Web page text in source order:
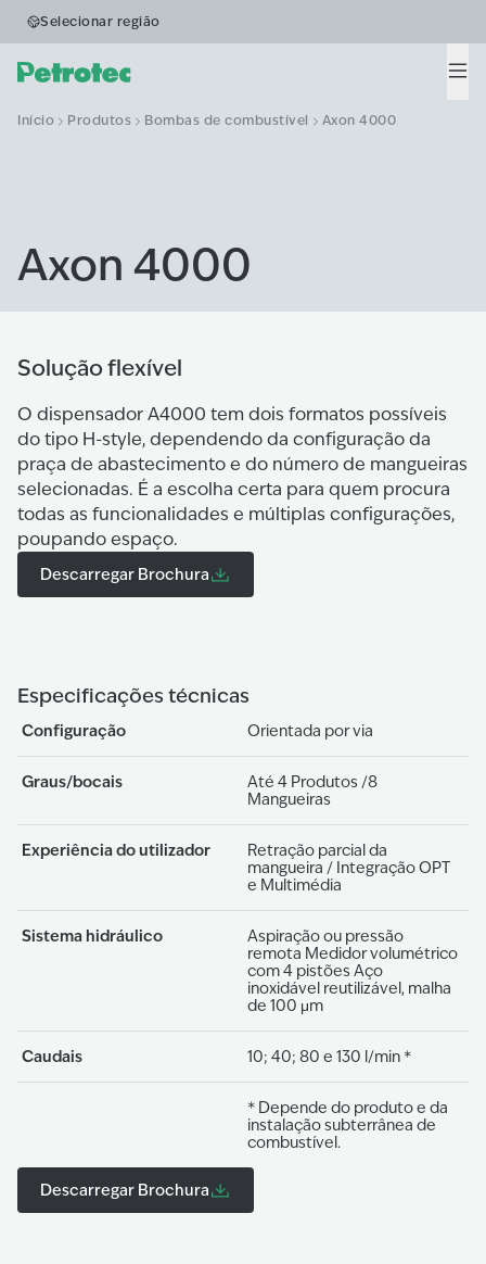
Selecionar região
Início Produtos Bombas de combustível Axon 4000
Axon 4000
Solução flexível
O dispensador A4000 tem dois formatos possíveis
do tipo H-style, dependendo da configuração da
praça de abastecimento e do número de mangueiras
selecionadas. É a escolha certa para quem procura
todas as funcionalidades e múltiplas configurações,
poupando espaço.
Descarregar Brochura
Especificações técnicas
Configuração Orientada por via
Graus/bocais
Até 4 Produtos /8
Mangueiras
Experiência do utilizador
Retração parcial da
mangueira / Integração OPT
e Multimédia
Sistema hidráulico
Aspiração ou pressão
remota Medidor volumétrico
com 4 pistões Aço
inoxidável reutilizável, malha
de 100 μm
Caudais 10; 40; 80 e 130 l/min *
* Depende do produto e da
instalação subterrânea de
combustível.
Descarregar Brochura